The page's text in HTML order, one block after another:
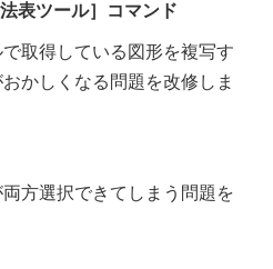
表ツール］コマンド
取得している図形を複写す
かしくなる問題を改修しま
方選択できてしまう問題を